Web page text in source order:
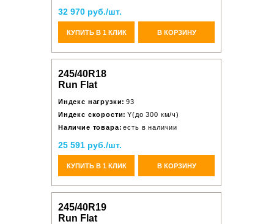
32 970 руб./шт.
КУПИТЬ В 1 КЛИК В КОРЗИНУ
245/40R18
Run Flat
Индекс нагрузки: 93
Индекс скорости: Y(до 300 км/ч)
Наличие товара: есть в наличии
25 591 руб./шт.
КУПИТЬ В 1 КЛИК В КОРЗИНУ
245/40R19
Run Flat